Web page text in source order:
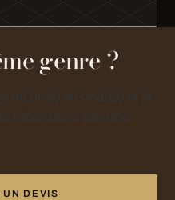
genre ?
UN DEVIS